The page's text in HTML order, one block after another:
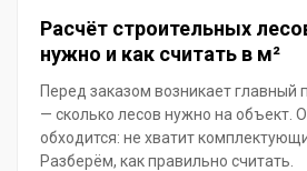
Расчёт строительных
нужно и как считать в м²
Перед заказом возникает главный
— сколько лесов нужно на объект.
обходится: не хватит
Разберём, как правильно считать.